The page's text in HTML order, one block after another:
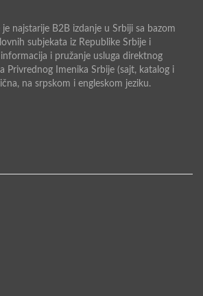
najstarije B2B izdanje u Srbiji sa bazom
subjekata iz Republike Srbije i
i pružanje usluga direktnog
Privrednog Imenika Srbije (sajt, katalog i
na srpskom i engleskom jeziku.